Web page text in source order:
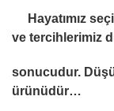
Hayatımız
ve tercihlerimiz
sonucudur.
ürünüdür…